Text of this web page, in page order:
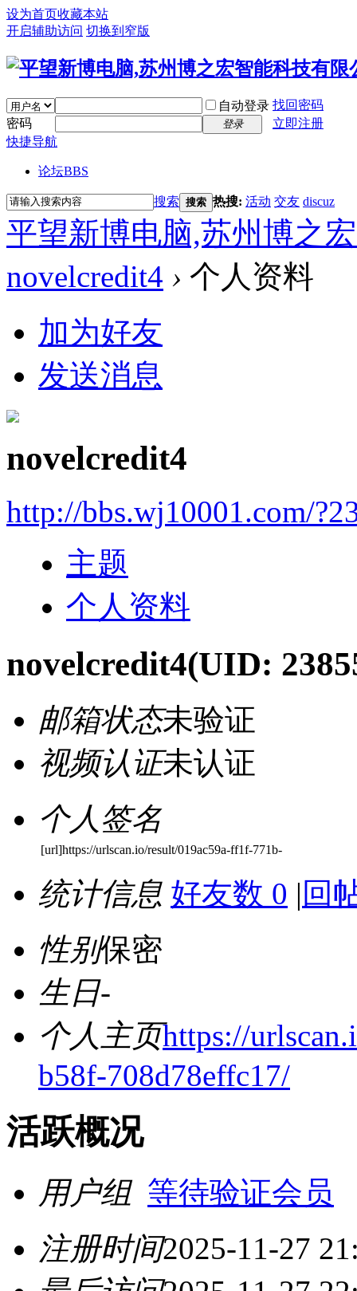
设为首页收藏本站
开启辅助访问 切换到窄版
自动登录 找回密码
密码
登录
立即注册
快捷导航
论坛BBS
搜索 搜索 热搜: 活动 交友 discuz
平望新博电脑,苏州博之
novelcredit4 › 个人资料
加为好友
发送消息
novelcredit4
http://bbs.wj10001.com/
主题
个人资料
novelcredit4(UID:
邮箱状态未验证
视频认证未认证
个人签名
[url]https://urlscan.io/result/019ac59a-ff1f-771b-
统计信息 好友数 0 | 回
性别保密
生日-
个人主页https://
b58f-708d78effc17/
活跃概况
用户组 等待验证会员
注册时间2025-11-27